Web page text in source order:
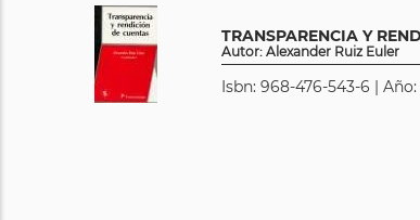
TRANSPARENCIA Y
Autor: Alexander Ruiz Euler
Isbn: 968-476-543-6 |